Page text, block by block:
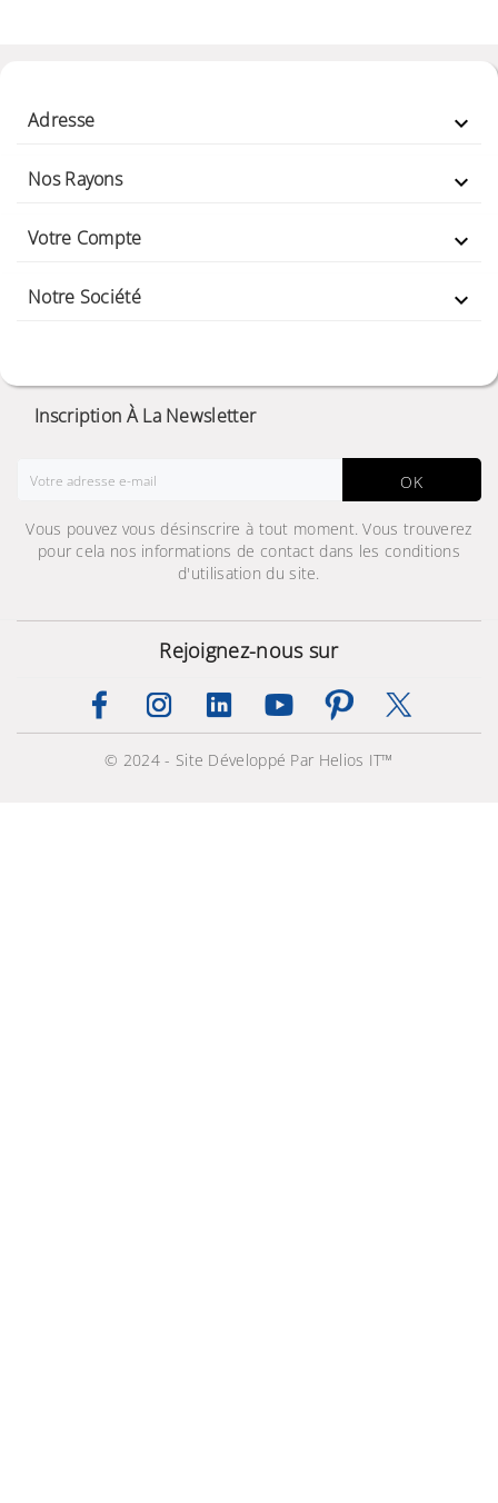
Adresse 
Nos Rayons 
Votre Compte 
Notre Société 
Inscription À La Newsletter
OK
Vous pouvez vous désinscrire à tout moment. Vous trouverez
pour cela nos informations de contact dans les conditions
d'utilisation du site.
Rejoignez-nous sur
© 2024 - Site Développé Par Helios IT™